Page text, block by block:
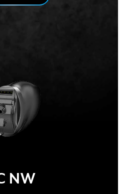
NW